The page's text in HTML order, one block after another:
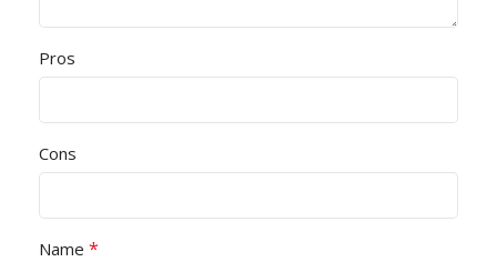
Pros
Cons
Name *